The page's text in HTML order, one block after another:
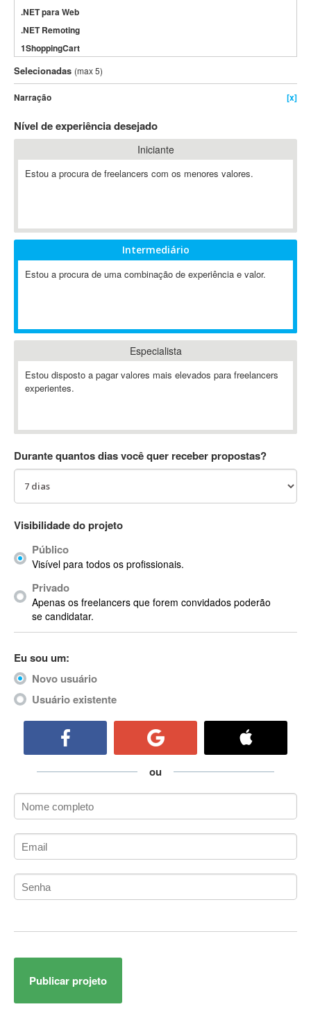
.NET para Web
.NET Remoting
1ShoppingCart
3DS Max
3GSM
4D Dimension
802.11
A&P
A2Billing
ABAP
ABBYY FineReader
Ableton Live
Abstract
Abstract Window Toolkit (AWT)
AC Drives
ACARS
AccountMate
Acrobat
Acrobat X
Acronis
ACT
ActionScript
ActionScript 3
Active Directory
ActiveX Data Objects (ADO)
ADK
Administração Acadêmica
Administração de Artistas e Repertórios
Administração de Banco de Dados
Administração de Redes
Administrador de Sistemas
Adobe After Effects
Adobe AIR
Selecionadas (max 5)
Narração [x]
Nível de experiência desejado
Iniciante
Estou a procura de freelancers com os menores valores.
Intermediário
Estou a procura de uma combinação de experiência e valor.
Especialista
Estou disposto a pagar valores mais elevados para freelancers
experientes.
Durante quantos dias você quer receber propostas?
Visibilidade do projeto
Público
Visível para todos os profissionais.
Privado
Apenas os freelancers que forem convidados poderão
se candidatar.
Eu sou um:
Novo usuário
Usuário existente
ou
Publicar projeto